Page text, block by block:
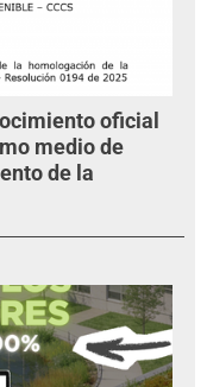
oficial
medio de
de la